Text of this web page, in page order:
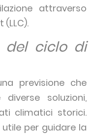
attraverso
(LLC).
del ciclo di
previsione che
soluzioni,
climatici storici.
per guidare la